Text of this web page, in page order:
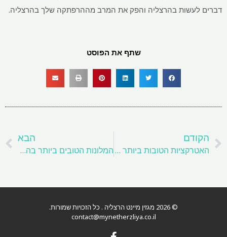
דברים לעשות בהרצליה והפק את המרב מההרפתקה שלך בהרצליה.
שתף את הפוסט
קודם
הקודם
האטרקציות הטובות ביותר בהרצליה
הבא
המלונות הטובים ביותר בהרצליה
© 2026 מגזין מיינט הרצליה . כל הזכויות שמורות.
contact@mynetherzliya.co.il